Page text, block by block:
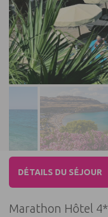
DÉTAILS DU SÉJOUR
Marathon Hôtel 4*